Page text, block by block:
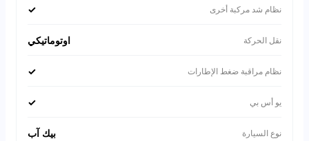
نظام شد مركبة أخرى ✓
نقل الحركة اوتوماتيكي
نظام مراقبة ضغط الإطارات ✓
يو أس بي ✓
نوع السيارة بيك آب